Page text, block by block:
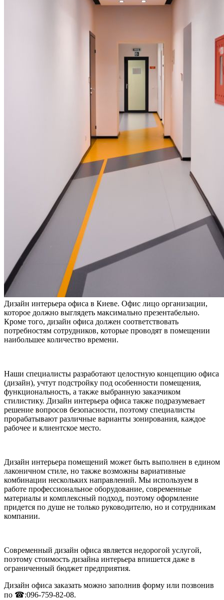
Дизайн интерьера офиса в Киеве. Офис лицо организации,
которое должно выглядеть максимально презентабельно.
Кроме того, дизайн офиса должен соответствовать
потребностям сотрудников, которые проводят в помещении
наибольшее количество времени.
Наши специалисты разработают целостную концепцию офиса
(дизайн), учтут подстройку под особенности помещения,
функциональность, а также выбранную заказчиком
стилистику. Дизайн интерьера офиса также подразумевает
решение вопросов безопасности, поэтому специалисты
прорабатывают различные варианты зонирования, каждое
рабочее и клиентское место.
Дизайн интерьера помещений может быть выполнен в едином
лаконичном стиле, но также возможны вариативные
комбинации нескольких направлений. Мы используем в
работе профессиональное оборудование, современные
материалы и комплексный подход, поэтому оформление
придется по душе не только руководителю, но и сотрудникам
компании.
Современный дизайн офиса является недорогой услугой,
поэтому стоимость дизайна интерьера впишется даже в
ограниченный бюджет предприятия.
Дизайн офиса заказать можно заполнив форму или позвонив
по ☎:096-759-82-08.